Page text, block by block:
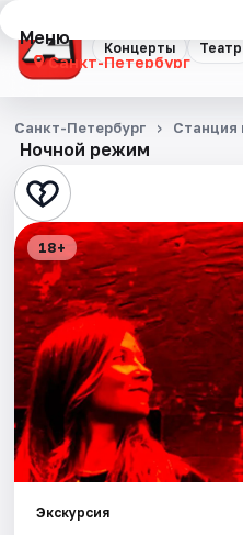
Концерты Театр
Меню
Санкт-Петербург
Концерты
Театр
Стендап
Выставки
Квесты
Экскурсии
Спорт
События
Ночной режим
Санкт-Петербург Станция
18+
Экскурсия